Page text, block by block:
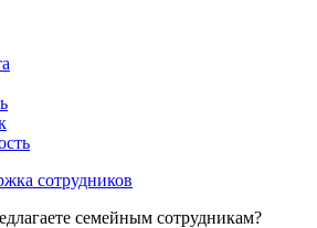
сотрудников
семейным сотрудникам?